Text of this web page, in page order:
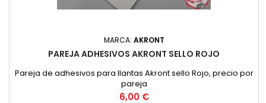
MARCA: AKRONT
PAREJA ADHESIVOS AKRONT SELLO ROJO
Pareja de adhesivos para llantas Akront sello Rojo, precio por
pareja
Precio
6,00 €